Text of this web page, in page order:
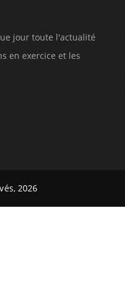
jour toute l'actualité
en exercice et les
2026